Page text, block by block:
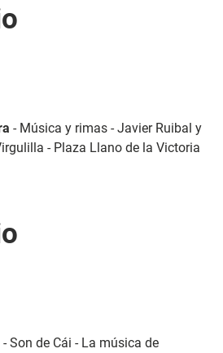
- Música y rimas - Javier Ruibal y
- Plaza Llano de la Victoria
- Son de Cái - La música de